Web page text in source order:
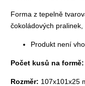
Forma z tepelně
čokoládových
Produkt není
Počet kusů na formě:
Rozměr: 107x101x25